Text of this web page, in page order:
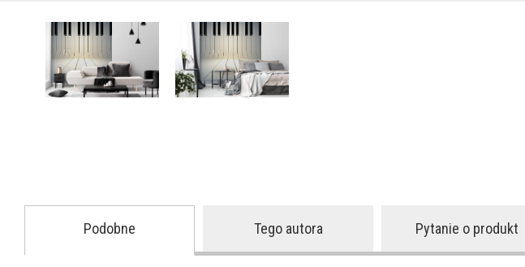
Podobne Tego autora Pytanie o produkt